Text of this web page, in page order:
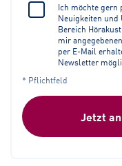
Ich möchte gern
Neuigkeiten und
Bereich
mir
per E-Mail
Newsletter
* Pflichtfeld
Jetzt